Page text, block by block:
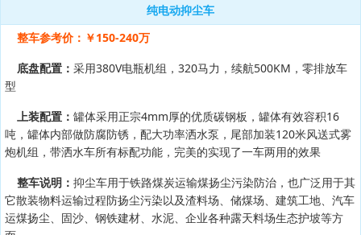
纯电动抑尘车
整车参考价：￥150-240万
底盘配置： 采用380V电瓶机组，320马力，续航500KM，零排放车
型
上装配置： 罐体采用正宗4mm厚的优质碳钢板，罐体有效容积16
吨，罐体内部做防腐防锈，配大功率洒水泵，尾部加装120米风送式雾
炮机组，带洒水车所有标配功能，完美的实现了一车两用的效果
整车说明： 抑尘车用于铁路煤炭运输煤扬尘污染防治，也广泛用于其
它散装物料运输过程防扬尘污染以及渣料场、储煤场、建筑工地、汽车
运煤扬尘、固沙、钢铁建材、水泥、企业各种露天料场生态护坡等方